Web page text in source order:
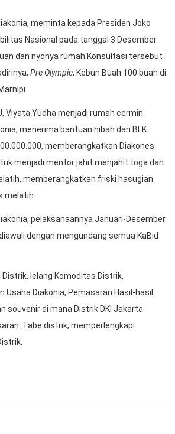
meminta kepada Presiden Joko
Nasional pada tanggal 3 Desember
dan nyonya rumah Konsultasi tersebut
Pre Olympic, Kebun Buah 100 buah di
Viyata Yudha menjadi rumah cermin
menerima bantuan hibah dari BLK
memberangkatkan Diakones
menjadi mentor jahit menjahit toga dan
memberangkatkan friski hasugian
melatih.
pelaksanaannya Januari-Desember
dengan mengundang semua KaBid
Distrik, lelang Komoditas Distrik,
Usaha Diakonia, Pemasaran Hasil-hasil
souvenir di mana Distrik DKI Jakarta
Tabe distrik, memperlengkapi